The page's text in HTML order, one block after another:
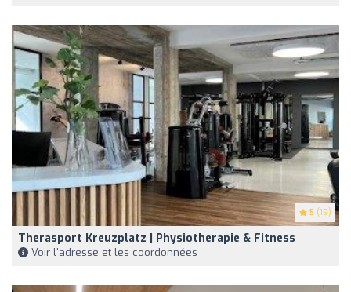
5 (19)
Therasport Kreuzplatz | Physiotherapie & Fitness
Voir l'adresse et les coordonnées